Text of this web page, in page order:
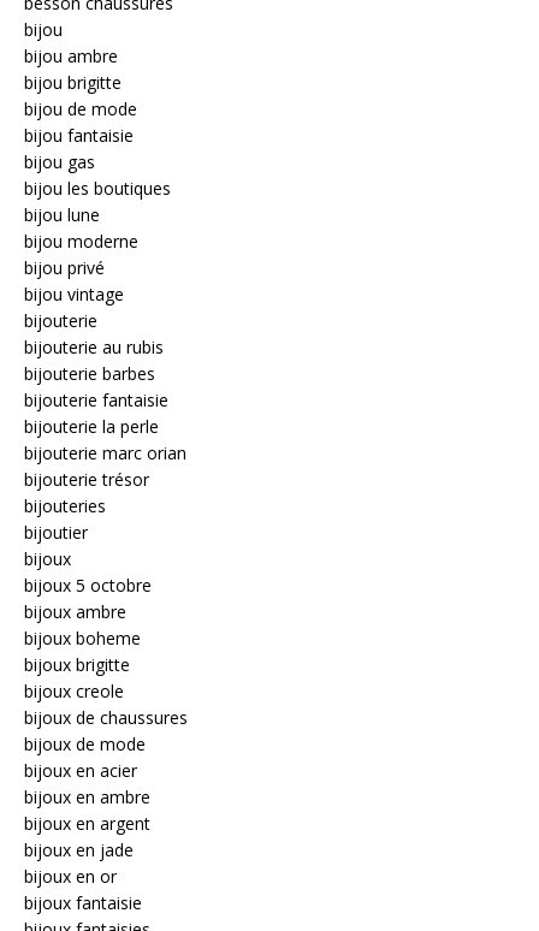
bijou
bijou ambre
bijou brigitte
bijou de mode
bijou fantaisie
bijou gas
bijou les boutiques
bijou lune
bijou moderne
bijou privé
bijou vintage
bijouterie
bijouterie au rubis
bijouterie barbes
bijouterie fantaisie
bijouterie la perle
bijouterie marc orian
bijouterie trésor
bijouteries
bijoutier
bijoux
bijoux 5 octobre
bijoux ambre
bijoux boheme
bijoux brigitte
bijoux creole
bijoux de chaussures
bijoux de mode
bijoux en acier
bijoux en ambre
bijoux en argent
bijoux en jade
bijoux en or
bijoux fantaisie